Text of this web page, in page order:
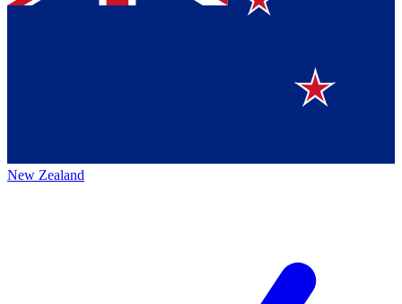
New Zealand